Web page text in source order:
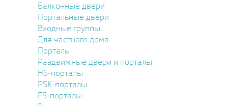
Балконные двери
Портальные двери
Входные группы
Для частного дома
Порталы
Раздвижные двери и порталы
HS-порталы
PSK-порталы
FS-порталы